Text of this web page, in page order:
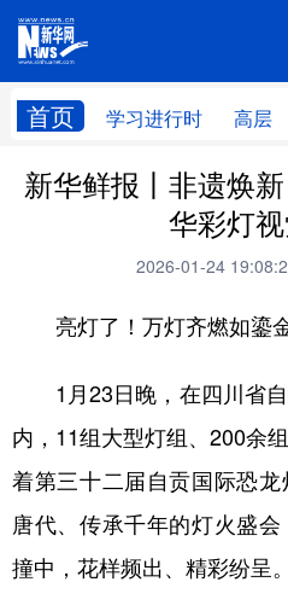
首页 学习进行时 高层
网站
学习进行时 高层
财经
科技 科创
文化 书画
访谈 视频
法律 中央文件
食品 人居
学术中国 乡村振兴
新华鲜报丨非遗焕
华彩灯
2026-01-24
亮灯了！万灯齐燃如鎏金
1月23日晚，在四川省自
内，11组大型灯组、200余
着第三十二届自贡国际恐
唐代、传承千年的灯火盛
撞中，花样频出、精彩纷呈。